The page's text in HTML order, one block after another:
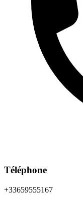
Téléphone
+33659555167